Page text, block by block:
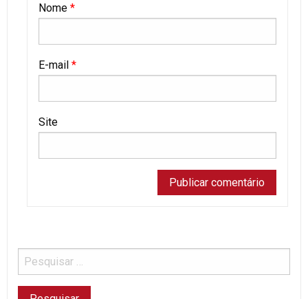
Nome *
E-mail *
Site